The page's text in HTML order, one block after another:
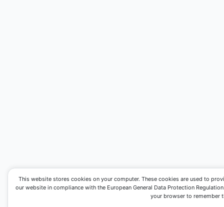
This website stores cookies on your computer. These cookies are used to
our website in compliance with the European General Data Protection
your browser to remember